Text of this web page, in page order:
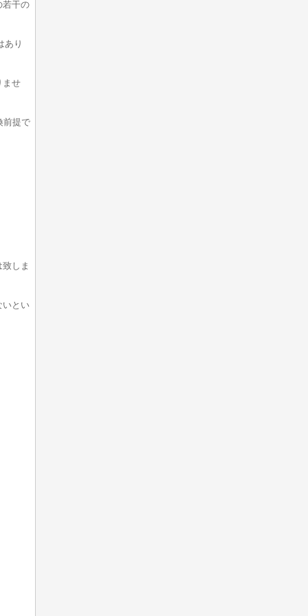
若干の
あり
ませ
前提で
しま
いとい